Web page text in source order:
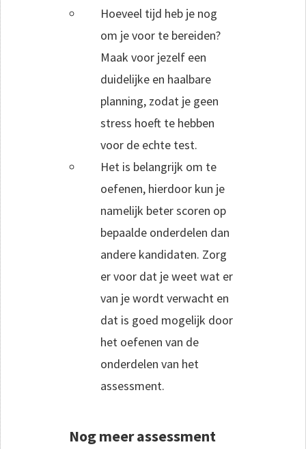
Hoeveel tijd heb je nog
om je voor te bereiden?
Maak voor jezelf een
duidelijke en haalbare
planning, zodat je geen
stress hoeft te hebben
voor de echte test.
Het is belangrijk om te
oefenen, hierdoor kun je
namelijk beter scoren op
bepaalde onderdelen dan
andere kandidaten. Zorg
er voor dat je weet wat er
van je wordt verwacht en
dat is goed mogelijk door
het oefenen van de
onderdelen van het
assessment.
Nog meer assessment